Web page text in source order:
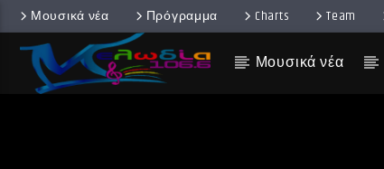
Μουσικά νέα Πρόγραμμα Charts Team
Μουσικά νέα